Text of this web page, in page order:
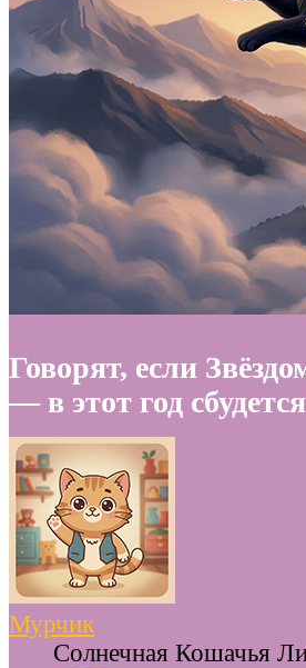
Говорят, если
— в этот год
Мурчик
Солнечная Кошачья